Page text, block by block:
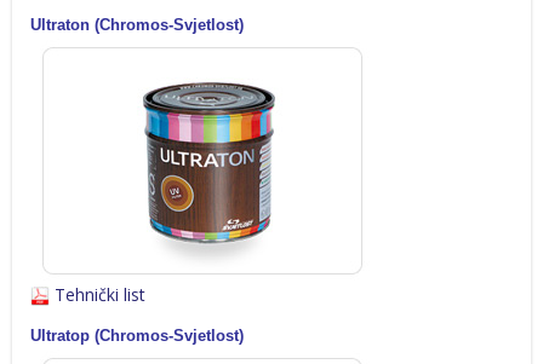
Ultraton (Chromos-Svjetlost)
Tehnički list
Ultratop (Chromos-Svjetlost)